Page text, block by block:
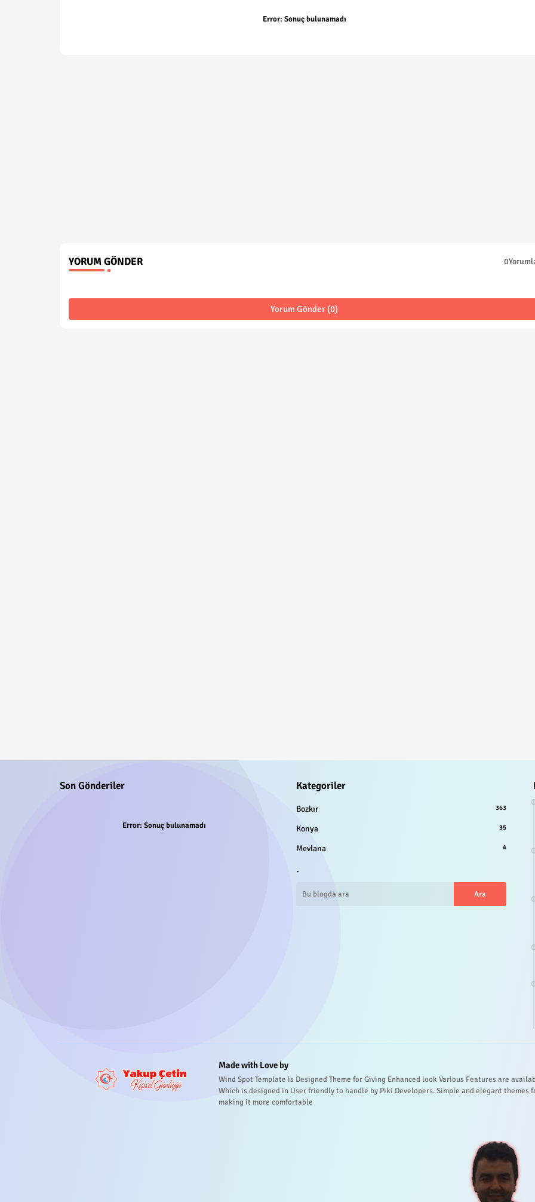
Error: Sonuç bulunamadı
YORUM GÖNDER
Yorum Gönder (0)
Son Gönderiler
Error: Sonuç bulunamadı
Kategoriler
Bozkır 363
Konya 35
Mevlana 4
.
Made with Love by
Wind Spot Template is Designed Theme for Giving Enhanced look Various Features are
Which is designed in User friendly to handle by Piki Developers. Simple and elegant themes
making it more comfortable